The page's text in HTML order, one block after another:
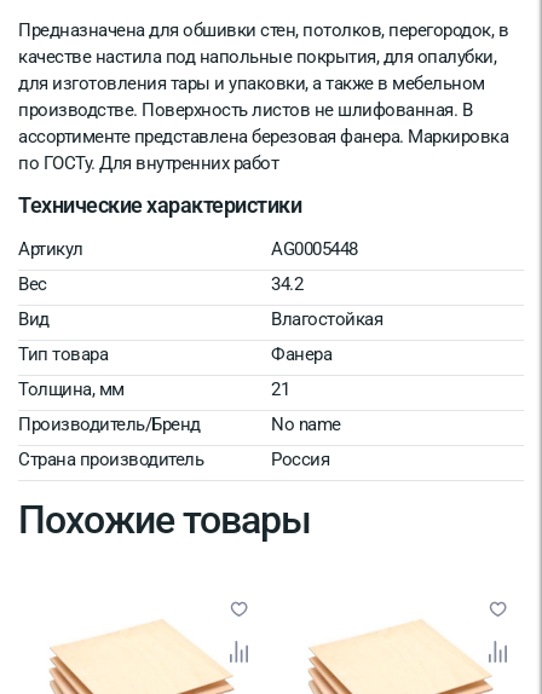
Предназначена для обшивки стен, потолков, перегородок, в
качестве настила под напольные покрытия, для опалубки,
для изготовления тары и упаковки, а также в мебельном
производстве. Поверхность листов не шлифованная. В
ассортименте представлена березовая фанера. Маркировка
по ГОСТу. Для внутренних работ
Технические характеристики
Артикул
AG0005448
Вес
34.2
Вид
Влагостойкая
Тип товара
Фанера
Толщина, мм
21
Производитель/Бренд
No name
Страна производитель
Россия
Похожие товары